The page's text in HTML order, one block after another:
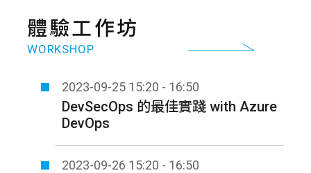
體驗工作坊
WORKSHOP
2023-09-25 15:20 - 16:50
DevSecOps 的最佳實踐 with Azure
DevOps
2023-09-26 15:20 - 16:50